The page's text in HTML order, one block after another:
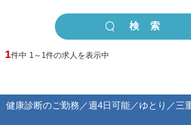
1件中 1～1件の求人を表示中
健康診断のご勤務／週4日可能／ゆとり／三